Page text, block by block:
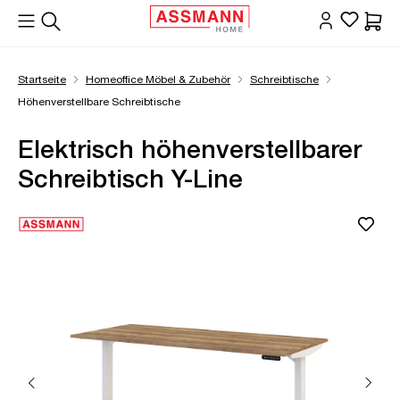
springen
Startseite Homeoffice Möbel & Zubehör
Schreibtische
Höhenverstellbare Schreibtische
Elektrisch höhenverstellbarer
Schreibtisch Y-Line